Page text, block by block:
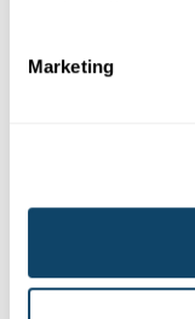
Marketing